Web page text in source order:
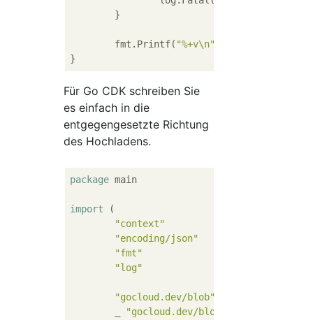
	fmt.Printf(
"%+v\n"
Für Go CDK schreiben Sie
es einfach in die
entgegengesetzte Richtung
des Hochladens.
package main
import (
"context"
"encoding/json"
"fmt"
"log"
"gocloud.dev/blob"
"gocloud.dev/blob/s3blob"